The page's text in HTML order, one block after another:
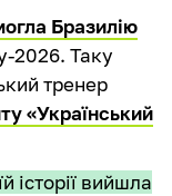
Бразилію
2026. Таку
тренер
«Український
історії вийшла